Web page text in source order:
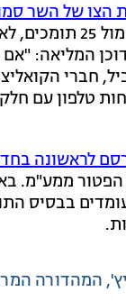
של השר
ברוב של 59
המליאה:
חברי
טלפון עם
לראשונה
הפטור ממע"מ.
בבסיס
המהדורה